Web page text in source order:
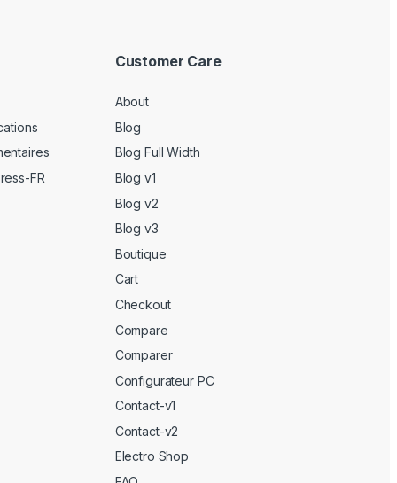
FR
Customer Care
About
Blog
Blog Full Width
Blog v1
Blog v2
Blog v3
Boutique
Cart
Checkout
Compare
Comparer
Configurateur PC
Contact-v1
Contact-v2
Electro Shop